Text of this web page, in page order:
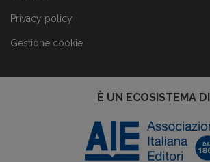
Privacy policy
Gestione cookie
È UN ECOSISTEMA DI